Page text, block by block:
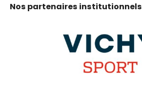
Nos partenaires institutionnels